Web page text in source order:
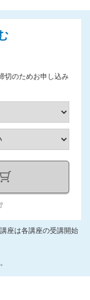
切のためお申し込み
座は各講座の受講開始